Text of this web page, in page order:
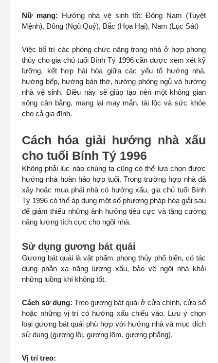
Nữ mạng: Hướng nhà vệ sinh tốt: Đông Nam (Tuyệt
Mệnh), Đông (Ngũ Quỷ), Bắc (Họa Hại), Nam (Lục Sát)
Việc bố trí các phòng chức năng trong nhà ở hợp phong
thủy cho gia chủ tuổi Bính Tý 1996 cần được xem xét kỹ
lưỡng, kết hợp hài hòa giữa các yếu tố hướng nhà,
hướng bếp, hướng bàn thờ, hướng phòng ngủ và hướng
nhà vệ sinh. Điều này sẽ giúp tạo nên một không gian
sống cân bằng, mang lại may mắn, tài lộc và sức khỏe
cho cả gia đình.
Cách hóa giải hướng nhà xấu
cho tuổi Bính Tý 1996
Không phải lúc nào chúng ta cũng có thể lựa chọn được
hướng nhà hoàn hảo hợp tuổi. Trong trường hợp nhà đã
xây hoặc mua phải nhà có hướng xấu, gia chủ tuổi Bính
Tý 1996 có thể áp dụng một số phương pháp hóa giải sau
để giảm thiểu những ảnh hưởng tiêu cực và tăng cường
năng lượng tích cực cho ngôi nhà.
Sử dụng gương bát quái
Gương bát quái là vật phẩm phong thủy phổ biến, có tác
dụng phản xạ năng lượng xấu, bảo vệ ngôi nhà khỏi
những luồng khí không tốt.
Cách sử dụng: Treo gương bát quái ở cửa chính, cửa sổ
hoặc những vị trí có hướng xấu chiếu vào. Lưu ý chọn
loại gương bát quái phù hợp với hướng nhà và mục đích
sử dụng (gương lồi, gương lõm, gương phẳng).
Vị trí treo: